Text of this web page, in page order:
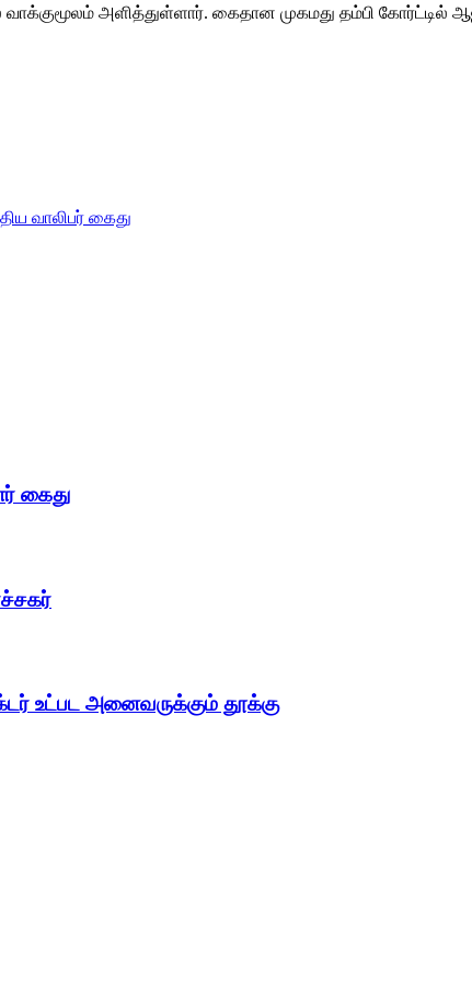
வாக்குமூலம் அளித்துள்ளார். கைதான முகமது தம்பி கோர்ட்டில்
வாலிபர் கைது
கைது
உட்பட அனைவருக்கும் தூக்கு